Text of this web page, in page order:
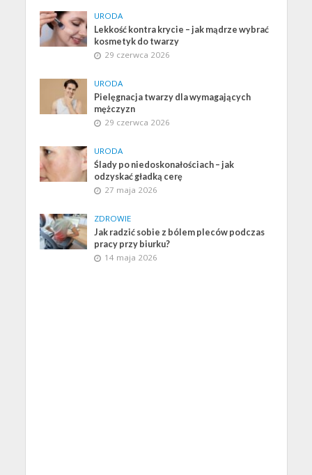
URODA
Lekkość kontra krycie – jak mądrze wybrać
kosmetyk do twarzy
29 czerwca 2026
URODA
Pielęgnacja twarzy dla wymagających
mężczyzn
29 czerwca 2026
URODA
Ślady po niedoskonałościach – jak
odzyskać gładką cerę
27 maja 2026
ZDROWIE
Jak radzić sobie z bólem pleców podczas
pracy przy biurku?
14 maja 2026